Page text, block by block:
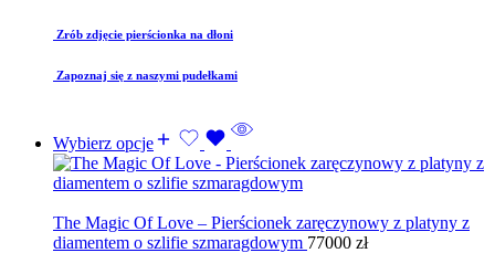
Zrób zdjęcie pierścionka na dłoni
Zapoznaj się z naszymi pudełkami
Wybierz opcje
The Magic Of Love – Pierścionek zaręczynowy z platyny z
diamentem o szlifie szmaragdowym 77000 zł